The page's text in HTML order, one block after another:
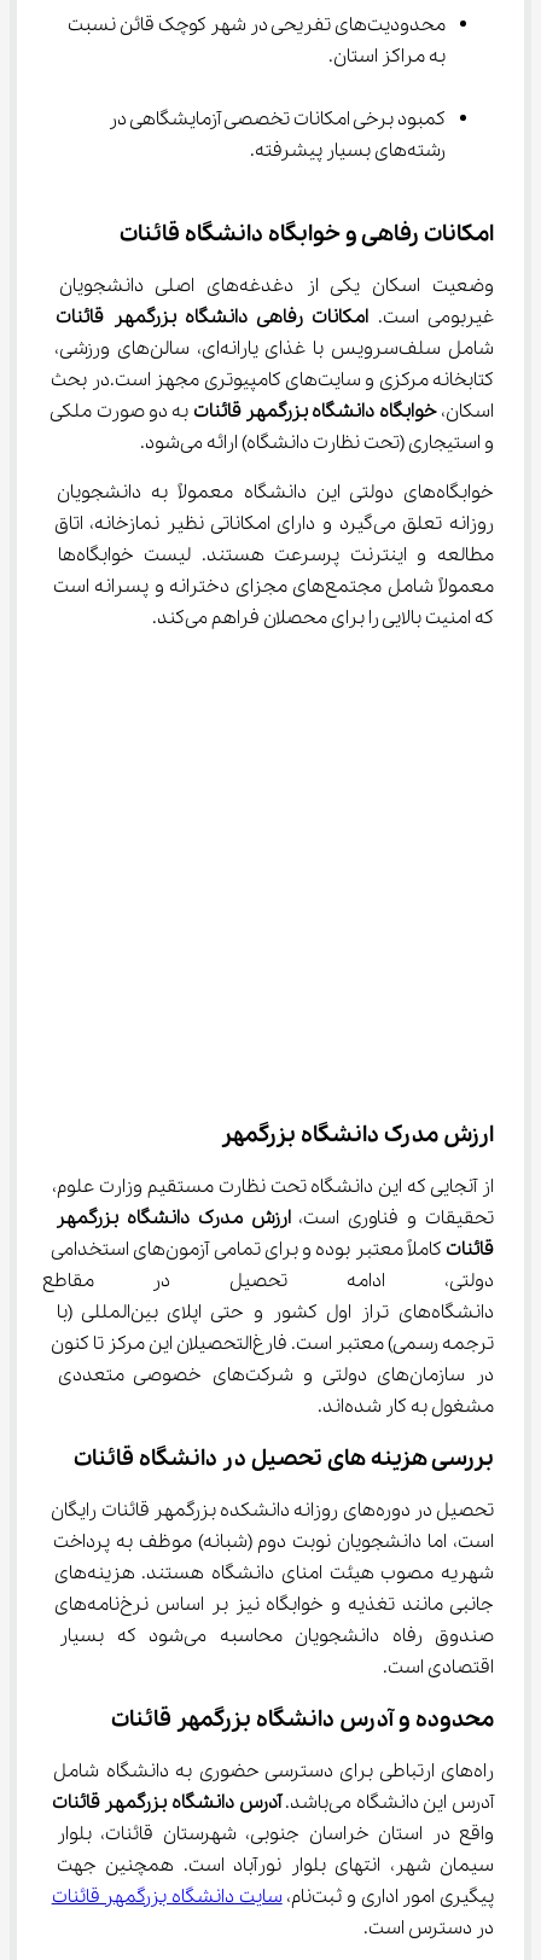
محدودیت‌های تفریحی در شهر کوچک قائن نسبت
به مراکز استان.
کمبود برخی امکانات تخصصی آزمایشگاهی در
رشته‌های بسیار پیشرفته.
امکانات رفاهی و خوابگاه دانشگاه قائنات
وضعیت اسکان یکی از دغدغه‌های اصلی دانشجویان
غیربومی است. امکانات رفاهی دانشگاه بزرگمهر قائنات
شامل سلف‌سرویس با غذای یارانه‌ای، سالن‌های ورزشی،
کتابخانه مرکزی و سایت‌های کامپیوتری مجهز است.در بحث
اسکان، خوابگاه دانشگاه بزرگمهر قائنات به دو صورت ملکی
و استیجاری (تحت نظارت دانشگاه) ارائه می‌شود.
خوابگاه‌های دولتی این دانشگاه معمولاً به دانشجویان
روزانه تعلق می‌گیرد و دارای امکاناتی نظیر نمازخانه، اتاق
مطالعه و اینترنت پرسرعت هستند. لیست خوابگاه‌ها
معمولاً شامل مجتمع‌های مجزای دخترانه و پسرانه است
که امنیت بالایی را برای محصلان فراهم می‌کند.
ارزش مدرک دانشگاه بزرگمهر
از آنجایی که این دانشگاه تحت نظارت مستقیم وزارت علوم،
تحقیقات و فناوری است، ارزش مدرک دانشگاه بزرگمهر
قائنات
کاملاً معتبر بوده و برای تمامی آزمون‌های استخدامی
دولتی، ادامه تحصیل در
دانشگاه‌های تراز اول کشور و حتی اپلای بین‌المللی (با
ترجمه رسمی) معتبر است. فارغ‌التحصیلان این مرکز تا کنون
در سازمان‌های دولتی و شرکت‌های خصوصی متعددی
مشغول به کار شده‌اند.
بررسی هزینه‌ های تحصیل در دانشگاه قائنات
تحصیل در دوره‌های روزانه دانشکده بزرگمهر قائنات رایگان
است، اما دانشجویان نوبت دوم (شبانه) موظف به پرداخت
شهریه مصوب هیئت امنای دانشگاه هستند. هزینه‌های
جانبی مانند تغذیه و خوابگاه نیز بر اساس نرخ‌نامه‌های
صندوق رفاه دانشجویان محاسبه می‌شود که بسیار
اقتصادی است.
محدوده و آدرس دانشگاه بزرگمهر قائنات
راه‌های ارتباطی برای دسترسی حضوری به دانشگاه شامل
آدرس این دانشگاه می‌باشد.
آدرس دانشگاه بزرگمهر قائنات
واقع در استان خراسان جنوبی، شهرستان قائنات، بلوار
سیمان شهر، انتهای بلوار نورآباد است. همچنین جهت
پیگیری امور اداری و ثبت‌نام،
سایت دانشگاه بزرگمهر قائنات
در دسترس است.